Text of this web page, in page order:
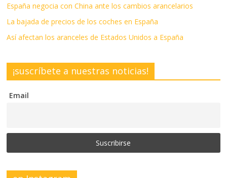
España negocia con China ante los cambios arancelarios
La bajada de precios de los coches en España
Así afectan los aranceles de Estados Unidos a España
¡suscríbete a nuestras noticias!
Email